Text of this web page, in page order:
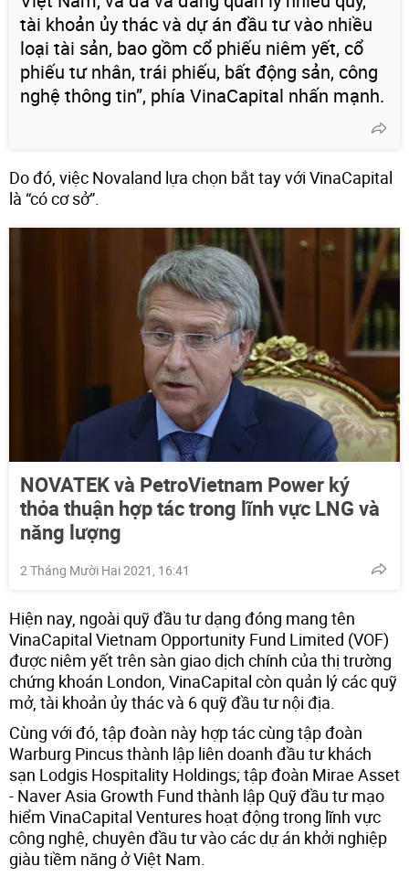
tài khoản ủy thác và dự án đầu tư vào nhiều
loại tài sản, bao gồm cổ phiếu niêm yết, cổ
phiếu tư nhân, trái phiếu, bất động sản, công
nghệ thông tin”, phía VinaCapital nhấn mạnh.
Do đó, việc Novaland lựa chọn bắt tay với VinaCapital
là “có cơ sở”.
NOVATEK và PetroVietnam Power ký
thỏa thuận hợp tác trong lĩnh vực LNG và
năng lượng
2 Tháng Mười Hai 2021, 16:41
Hiện nay, ngoài quỹ đầu tư dạng đóng mang tên
VinaCapital Vietnam Opportunity Fund Limited (VOF)
được niêm yết trên sàn giao dịch chính của thị trường
chứng khoán London, VinaCapital còn quản lý các quỹ
mở, tài khoản ủy thác và 6 quỹ đầu tư nội địa.
Cùng với đó, tập đoàn này hợp tác cùng tập đoàn
Warburg Pincus thành lập liên doanh đầu tư khách
sạn Lodgis Hospitality Holdings; tập đoàn Mirae Asset
- Naver Asia Growth Fund thành lập Quỹ đầu tư mạo
hiểm VinaCapital Ventures hoạt động trong lĩnh vực
công nghệ, chuyên đầu tư vào các dự án khởi nghiệp
giàu tiềm năng ở Việt Nam.